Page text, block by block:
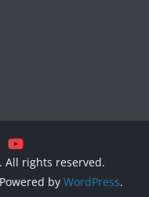
. All rights reserved.
by WordPress.